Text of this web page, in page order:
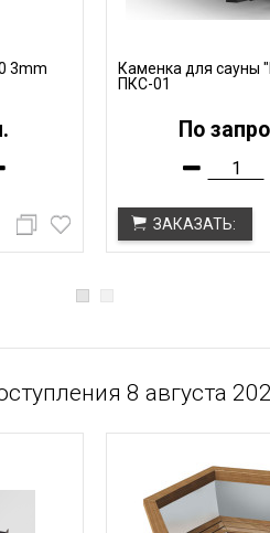
3mm
Каменка для сауны
ПКС-01
По
ЗАКАЗАТЬ:
8 августа